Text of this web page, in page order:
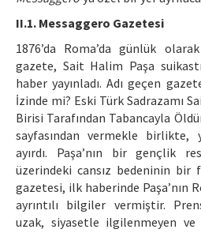
II.1. Messaggero Gazetesi
1876’da Roma’da günlük
gazete, Sait Halim Paşa
haber yayınladı. Adı geçen
İzinde mi? Eski Türk Sadrazamı
Birisi Tarafından Tabancayla
sayfasından vermekle birlikte,
ayırdı. Paşa’nın bir gençlik
üzerindeki cansız bedeninin bir
gazetesi, ilk haberinde Paşa’nın
ayrıntılı bilgiler vermiştir.
uzak, siyasetle ilgilenmeyen